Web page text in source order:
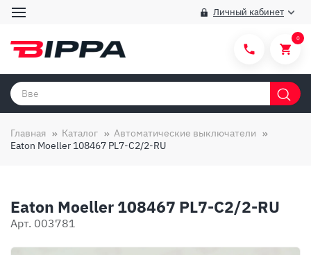
Личный кабинет
Категории товаров
Способы покупки
Вопросы и ответы
О компании
0
Главная Каталог
Автоматические выключатели
Eaton Moeller 108467 PL7-C2/2-RU
Eaton Moeller 108467 PL7-C2/2-RU
Арт. 003781